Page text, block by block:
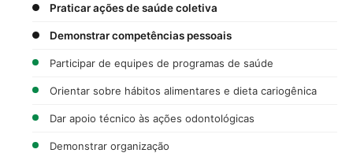
Praticar ações de saúde coletiva
Demonstrar competências pessoais
Participar de equipes de programas de saúde
Orientar sobre hábitos alimentares e dieta cariogênica
Dar apoio técnico às ações odontológicas
Demonstrar organização